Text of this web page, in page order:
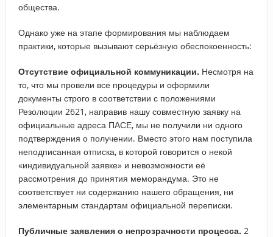
общества.
Однако уже на этапе формирования мы наблюдаем
практики, которые вызывают серьёзную обеспокоенность:
Отсутствие официальной коммуникации. Несмотря на
то, что мы провели все процедуры и оформили
документы строго в соответствии с положениями
Резолюции 2621, направив нашу совместную заявку на
официальные адреса ПАСЕ, мы не получили ни одного
подтверждения о получении. Вместо этого нам поступила
неподписанная отписка, в которой говорится о некой
«индивидуальной заявке» и невозможности её
рассмотрения до принятия меморандума. Это не
соответствует ни содержанию нашего обращения, ни
элементарным стандартам официальной переписки.
Публичные заявления о непрозрачности процесса. 2